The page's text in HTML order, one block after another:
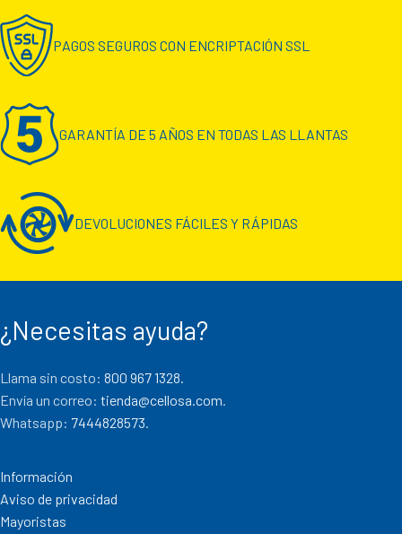
PAGOS SEGUROS CON ENCRIPTACIÓN SSL
GARANTÍA DE 5 AÑOS EN TODAS LAS LLANTAS
DEVOLUCIONES FÁCILES Y RÁPIDAS
¿Necesitas ayuda?
Llama sin costo: 800 967 1328.
Envía un correo: tienda@cellosa.com.
Whatsapp: 7444828573.
Información
Aviso de privacidad
Mayoristas